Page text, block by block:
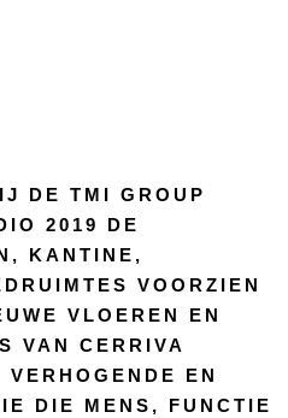
DE TMI GROUP
2019 DE
KANTINE,
VOORZIEN
VLOEREN EN
VAN CERRIVA
EN
DIE MENS, FUNCTIE